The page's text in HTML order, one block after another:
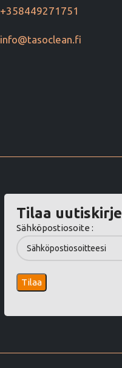
+358449271751
info@tasoclean.fi
Tilaa uutiskirje
Sähköpostiosoite :